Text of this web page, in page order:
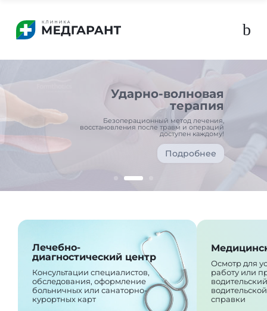
b
Лечебно-
диагностический центр
Консультации специалистов,
обследования, оформление
больничных или санаторно-
курортных карт
Осмотр для
работу или
справки